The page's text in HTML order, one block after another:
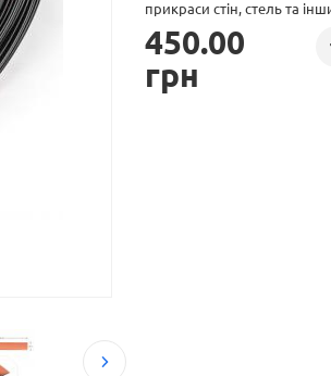
прикраси стін, стель та
гнучкий профіль із ПВХ,
450.00
грн